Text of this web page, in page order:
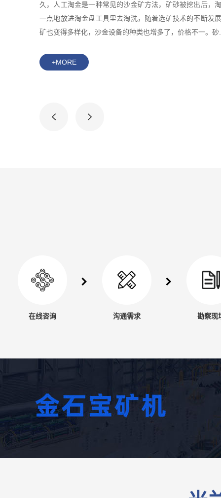
久，人工淘金是一种常见的沙金矿方法，矿砂被挖出后，
一点地放进淘金盘工具里去淘洗，随着选矿技术的不断发
矿也变得多样化，沙金设备的种类也增多了，价格不一。砂
+MORE
在线咨询 沟通需求 勘察现